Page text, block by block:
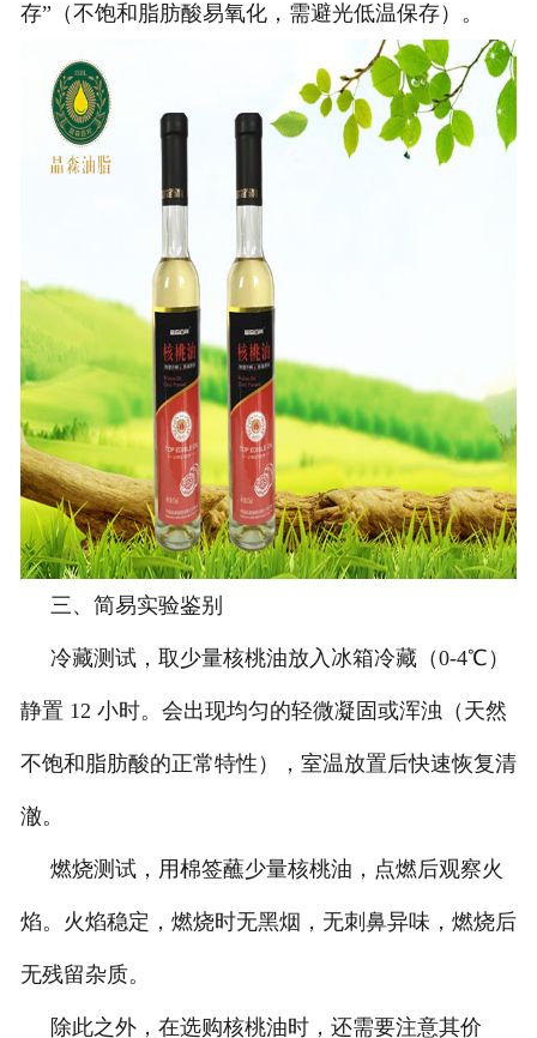
存”（不饱和脂肪酸易氧化，需避光低温保存）。
三、简易实验鉴别
冷藏测试，取少量核桃油放入冰箱冷藏（0-4℃）
静置 12 小时。会出现均匀的轻微凝固或浑浊（天然
不饱和脂肪酸的正常特性），室温放置后快速恢复清
澈。
燃烧测试，用棉签蘸少量核桃油，点燃后观察火
焰。火焰稳定，燃烧时无黑烟，无刺鼻异味，燃烧后
无残留杂质。
除此之外，在选购核桃油时，还需要注意其价